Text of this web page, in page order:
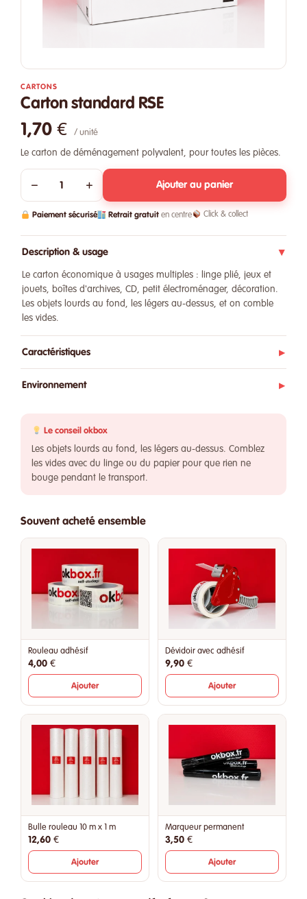
CARTONS
Carton standard RSE
1,70 € / unité
Le carton de déménagement polyvalent, pour toutes les pièces.
− + Ajouter au panier
Paiement sécurisé Retrait gratuit en centre Click & collect
Description & usage ▶
Le carton économique à usages multiples : linge plié, jeux et
jouets, boîtes d'archives, CD, petit électroménager, décoration.
Les objets lourds au fond, les légers au-dessus, et on comble
les vides.
Caractéristiques ▶
Environnement ▶
Le conseil okbox
Les objets lourds au fond, les légers au-dessus. Comblez
les vides avec du linge ou du papier pour que rien ne
bouge pendant le transport.
Souvent acheté ensemble
Rouleau adhésif
4,00 €
Ajouter
Dévidoir avec adhésif
9,90 €
Ajouter
Bulle rouleau 10 m x 1 m
12,60 €
Ajouter
Marqueur permanent
3,50 €
Ajouter